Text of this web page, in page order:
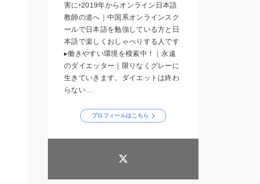
害に‣2019年からオンライン日本語
教師の道へ｜中国系オンラインスク
ールで日本語を勉強している方と日
本語で楽しくおしゃべりする人です
▸働きやすい環境を模索中！｜永遠
のダイエッター｜限りなくグレーに
生きていきます。ダイエットは終わ
らない…
プロフィールはこちら